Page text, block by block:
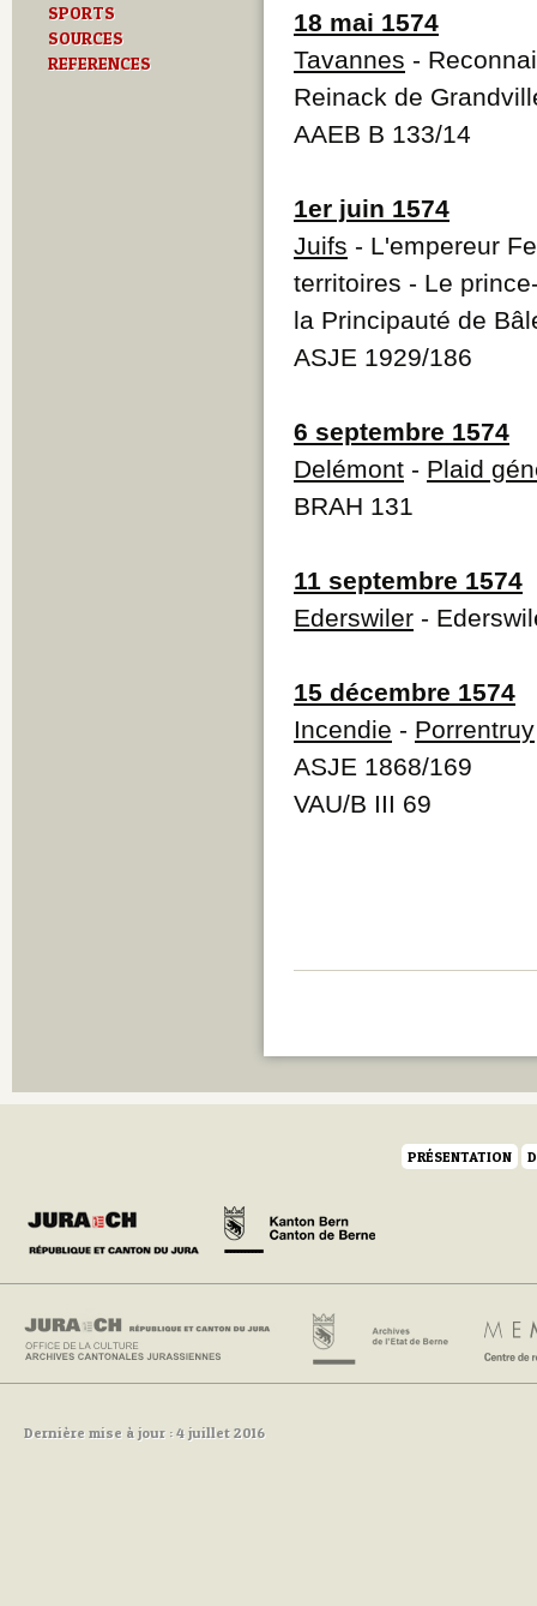
SPORTS
SOURCES
REFERENCES
18 mai 1574
Tavannes -
Reinack de
AAEB B 133/14
1er juin 1574
Juifs - L'empereur
territoires - Le
la Principauté de
ASJE 1929/186
6 septembre 1574
Delémont - Plaid
BRAH 131
11 septembre 1574
Ederswiler -
15 décembre 1574
Incendie - Porrentruy
ASJE 1868/169
VAU/B III 69
PRÉSENTATION
Dernière mise à jour : 4 juillet 2016